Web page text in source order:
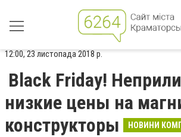
12:00, 23 листопада 2018 р.
Blaсk Friday!
низкие цены на
конструкторы
НОВИНИ